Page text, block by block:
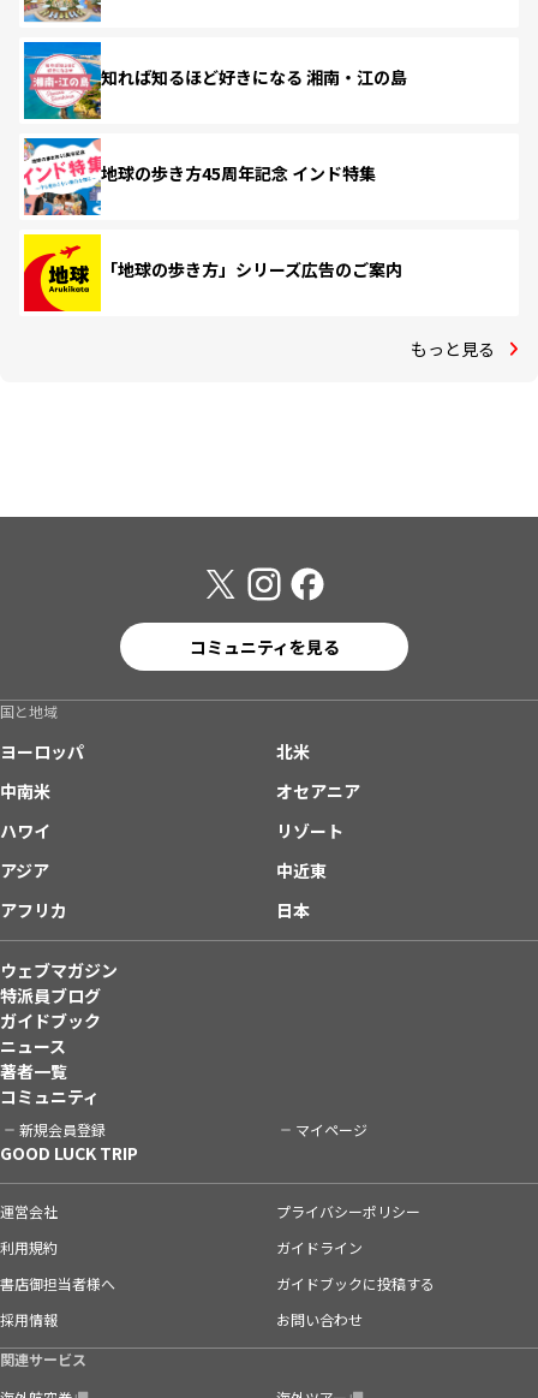
知れば知るほど好きになる 湘南・江の島
地球の歩き方45周年記念 インド特集
「地球の歩き方」シリーズ広告のご案内
もっと見る
コミュニティを見る
国と地域
ヨーロッパ
北米
中南米
オセアニア
ハワイ
リゾート
アジア
中近東
アフリカ
日本
ウェブマガジン
特派員ブログ
ガイドブック
ニュース
著者一覧
コミュニティ
新規会員登録 マイページ
GOOD LUCK TRIP
運営会社
プライバシーポリシー
利用規約
ガイドライン
書店御担当者様へ
ガイドブックに投稿する
採用情報
お問い合わせ
関連サービス